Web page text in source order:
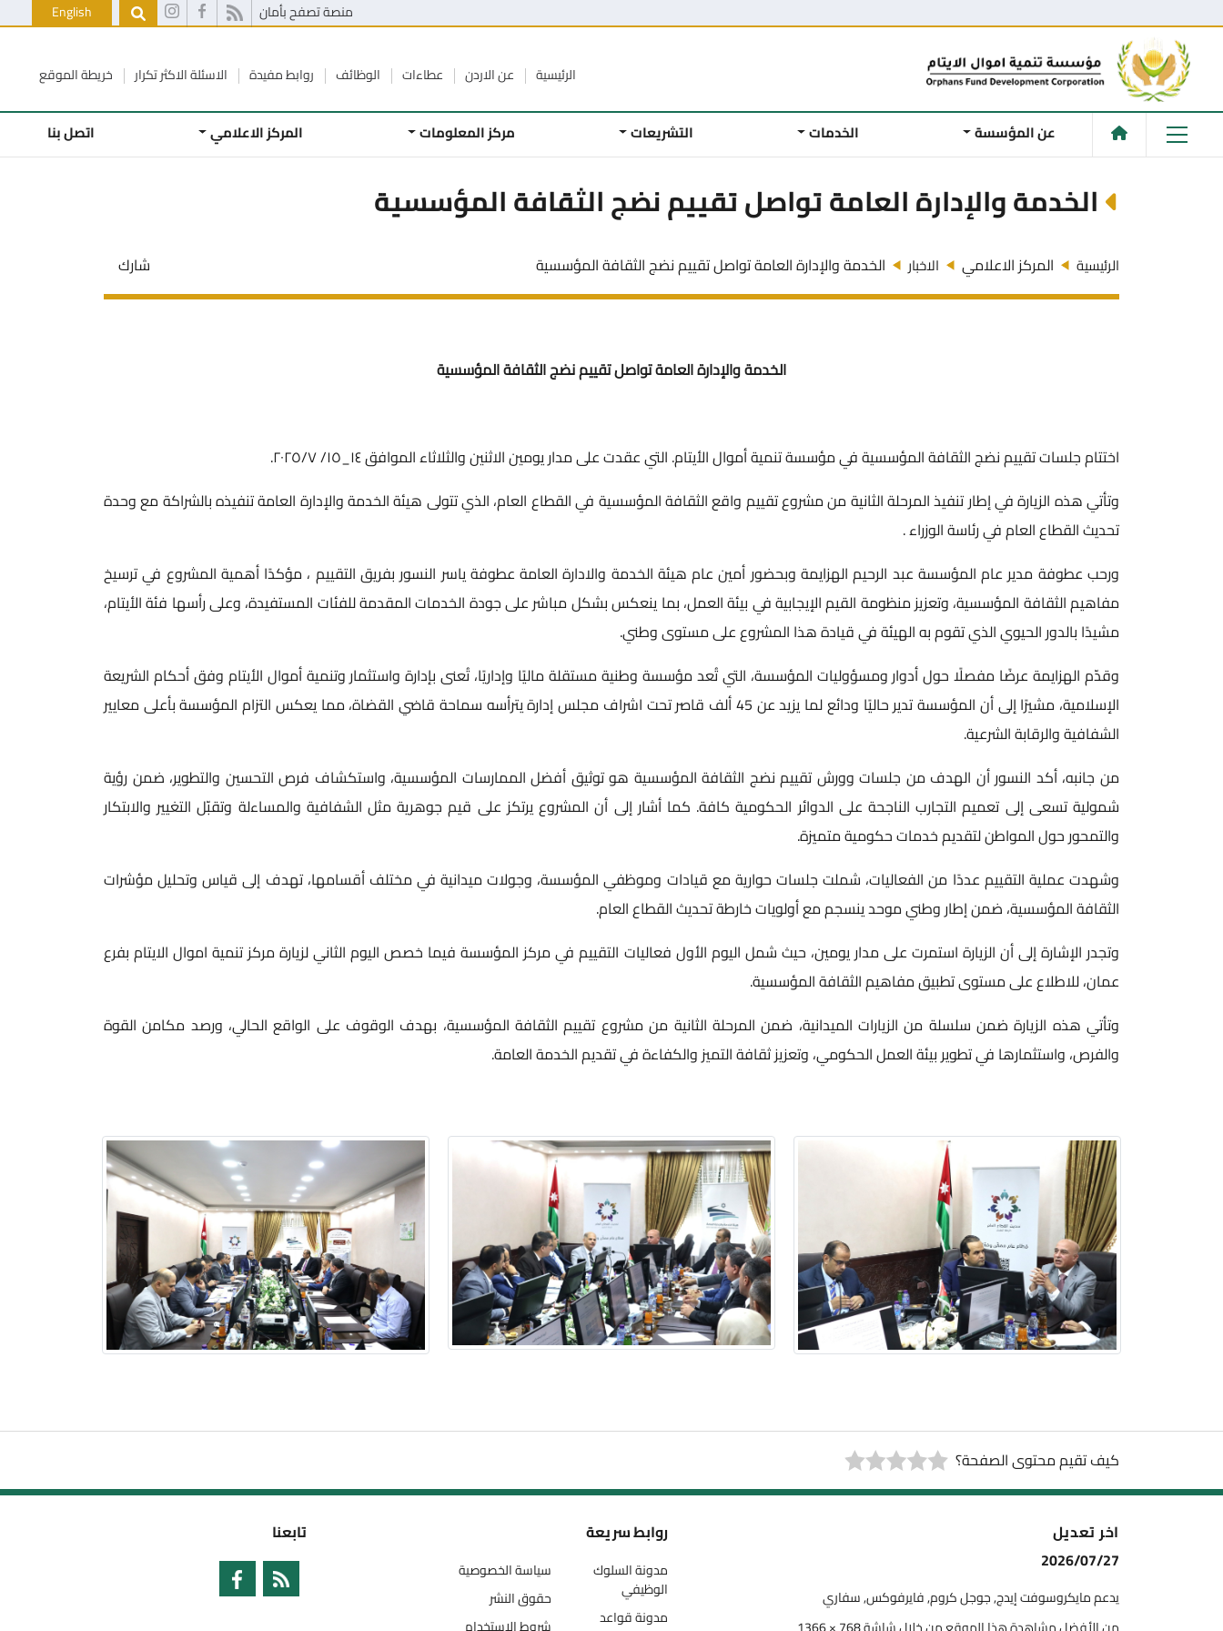
منصة تصفح بأمان English
الرئيسية عن الاردن عطاءات الوظائف روابط مفيدة الاسئلة الاكثر تكرار خريطة الموقع
عن المؤسسة الخدمات التشريعات مركز المعلومات المركز الاعلامي اتصل بنا
الخدمة والإدارة العامة تواصل تقييم نضج الثقافة المؤسسية
الرئيسية المركز الاعلامي الاخبار الخدمة والإدارة العامة تواصل تقييم نضج الثقافة المؤسسية شارك
الخدمة والإدارة العامة تواصل تقييم نضج الثقافة المؤسسية
اختتام جلسات تقييم نضج الثقافة المؤسسية في مؤسسة تنمية أموال الأيتام. التي عقدت على مدار يومين الاثنين والثلاثاء الموافق ١٤_١٥/ ٢٠٢٥/٧.
وتأتي هذه الزيارة في إطار تنفيذ المرحلة الثانية من مشروع تقييم واقع الثقافة المؤسسية في القطاع العام، الذي تتولى هيئة الخدمة والإدارة العامة تنفيذه بالشراكة مع وحدة
تحديث القطاع العام في رئاسة الوزراء .
ورحب عطوفة مدير عام المؤسسة عبد الرحيم الهزايمة وبحضور أمين عام هيئة الخدمة والادارة العامة عطوفة ياسر النسور بفريق التقييم ، مؤكدًا أهمية المشروع في ترسيخ
مفاهيم الثقافة المؤسسية، وتعزيز منظومة القيم الإيجابية في بيئة العمل، بما ينعكس بشكل مباشر على جودة الخدمات المقدمة للفئات المستفيدة، وعلى رأسها فئة الأيتام،
مشيدًا بالدور الحيوي الذي تقوم به الهيئة في قيادة هذا المشروع على مستوى وطني.
وقدّم الهزايمة عرضًا مفصلًا حول أدوار ومسؤوليات المؤسسة، التي تُعد مؤسسة وطنية مستقلة ماليًا وإداريًا، تُعنى بإدارة واستثمار وتنمية أموال الأيتام وفق أحكام الشريعة
الإسلامية، مشيرًا إلى أن المؤسسة تدير حاليًا ودائع لما يزيد عن 45 ألف قاصر تحت اشراف مجلس إدارة يترأسه سماحة قاضي القضاة، مما يعكس التزام المؤسسة بأعلى معايير
الشفافية والرقابة الشرعية.
من جانبه، أكد النسور أن الهدف من جلسات وورش تقييم نضج الثقافة المؤسسية هو توثيق أفضل الممارسات المؤسسية، واستكشاف فرص التحسين والتطوير، ضمن رؤية
شمولية تسعى إلى تعميم التجارب الناجحة على الدوائر الحكومية كافة. كما أشار إلى أن المشروع يرتكز على قيم جوهرية مثل الشفافية والمساءلة وتقبّل التغيير والابتكار
والتمحور حول المواطن لتقديم خدمات حكومية متميزة.
وشهدت عملية التقييم عددًا من الفعاليات، شملت جلسات حوارية مع قيادات وموظفي المؤسسة، وجولات ميدانية في مختلف أقسامها، تهدف إلى قياس وتحليل مؤشرات
الثقافة المؤسسية، ضمن إطار وطني موحد ينسجم مع أولويات خارطة تحديث القطاع العام.
وتجدر الإشارة إلى أن الزيارة استمرت على مدار يومين، حيث شمل اليوم الأول فعاليات التقييم في مركز المؤسسة فيما خصص اليوم الثاني لزيارة مركز تنمية اموال الايتام بفرع
عمان، للاطلاع على مستوى تطبيق مفاهيم الثقافة المؤسسية.
وتأتي هذه الزيارة ضمن سلسلة من الزيارات الميدانية، ضمن المرحلة الثانية من مشروع تقييم الثقافة المؤسسية، بهدف الوقوف على الواقع الحالي، ورصد مكامن القوة
والفرص، واستثمارها في تطوير بيئة العمل الحكومي، وتعزيز ثقافة التميز والكفاءة في تقديم الخدمة العامة.
كيف تقيم محتوى الصفحة؟
اخر تعديل
2026/07/27
يدعم مايكروسوفت إيدج, جوجل كروم, فايرفوكس, سفاري
روابط سريعة
مدونة السلوك
الوظيفي
مدونة قواعد
سياسة الخصوصية
حقوق النشر
تابعنا